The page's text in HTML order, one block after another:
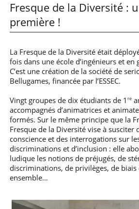
Fresque de la Diversité :
première !
La Fresque de la Diversité était
fois dans une école d’ingénieurs et en
C’est une création de la société de
Bellugames, financée par l’ESSEC.
Vingt groupes de dix étudiants de 1 re
accompagnés d’animatrices et
formés. Sur le même principe que la
Fresque de la Diversité vise à susciter
conscience et des interrogations sur
discriminations et d’inclusion : elle
ludique les notions de préjugés, de
discriminations, de privilèges, de
ensemble…